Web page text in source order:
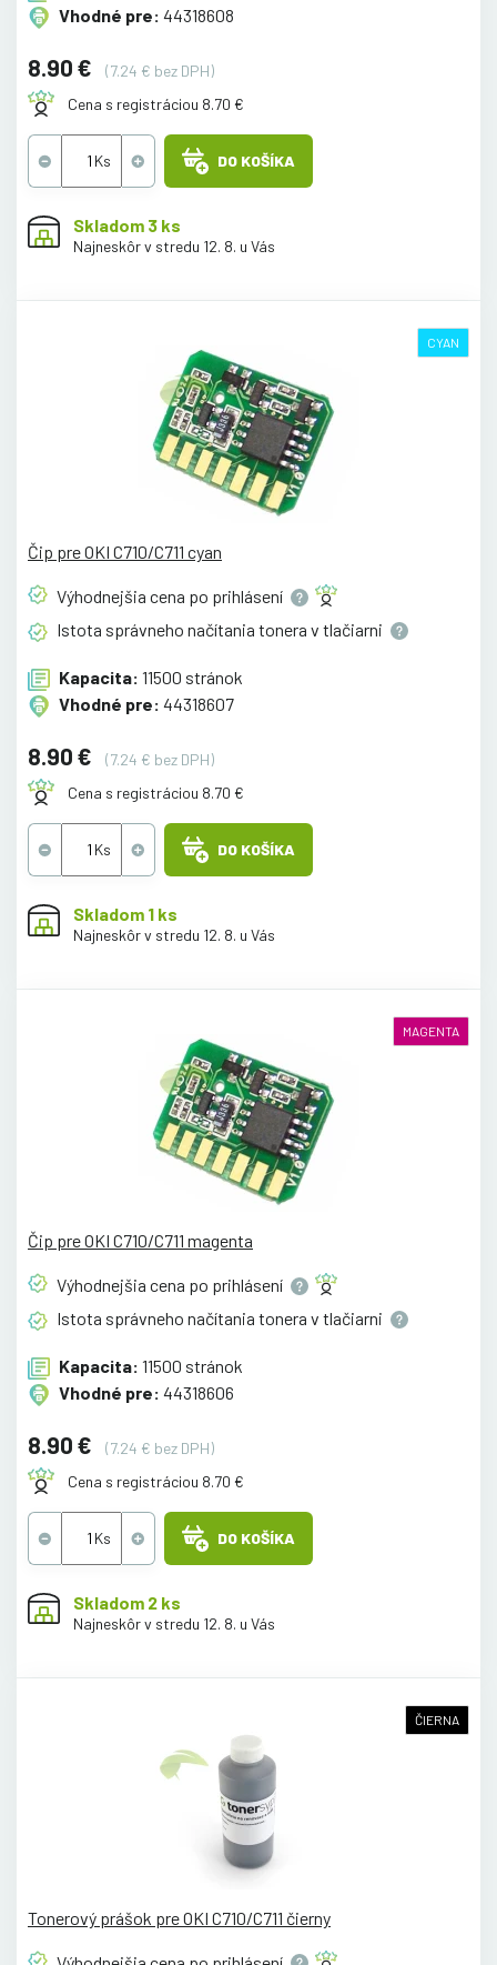
Vhodné pre: 44318608
8.90 €
(7.24 € bez DPH)
Cena s registráciou 8.70 €
DO KOŠÍKA
Skladom 3 ks
Najneskôr v stredu 12. 8. u Vás
CYAN
Čip pre OKI C710/C711 cyan
Výhodnejšia cena po prihlásení
Istota správneho načítania tonera v tlačiarni
Kapacita: 11500 stránok
Vhodné pre: 44318607
8.90 €
(7.24 € bez DPH)
Cena s registráciou 8.70 €
DO KOŠÍKA
Skladom 1 ks
Najneskôr v stredu 12. 8. u Vás
MAGENTA
Čip pre OKI C710/C711 magenta
Výhodnejšia cena po prihlásení
Istota správneho načítania tonera v tlačiarni
Kapacita: 11500 stránok
Vhodné pre: 44318606
8.90 €
(7.24 € bez DPH)
Cena s registráciou 8.70 €
DO KOŠÍKA
Skladom 2 ks
Najneskôr v stredu 12. 8. u Vás
ČIERNA
Tonerový prášok pre OKI C710/C711 čierny